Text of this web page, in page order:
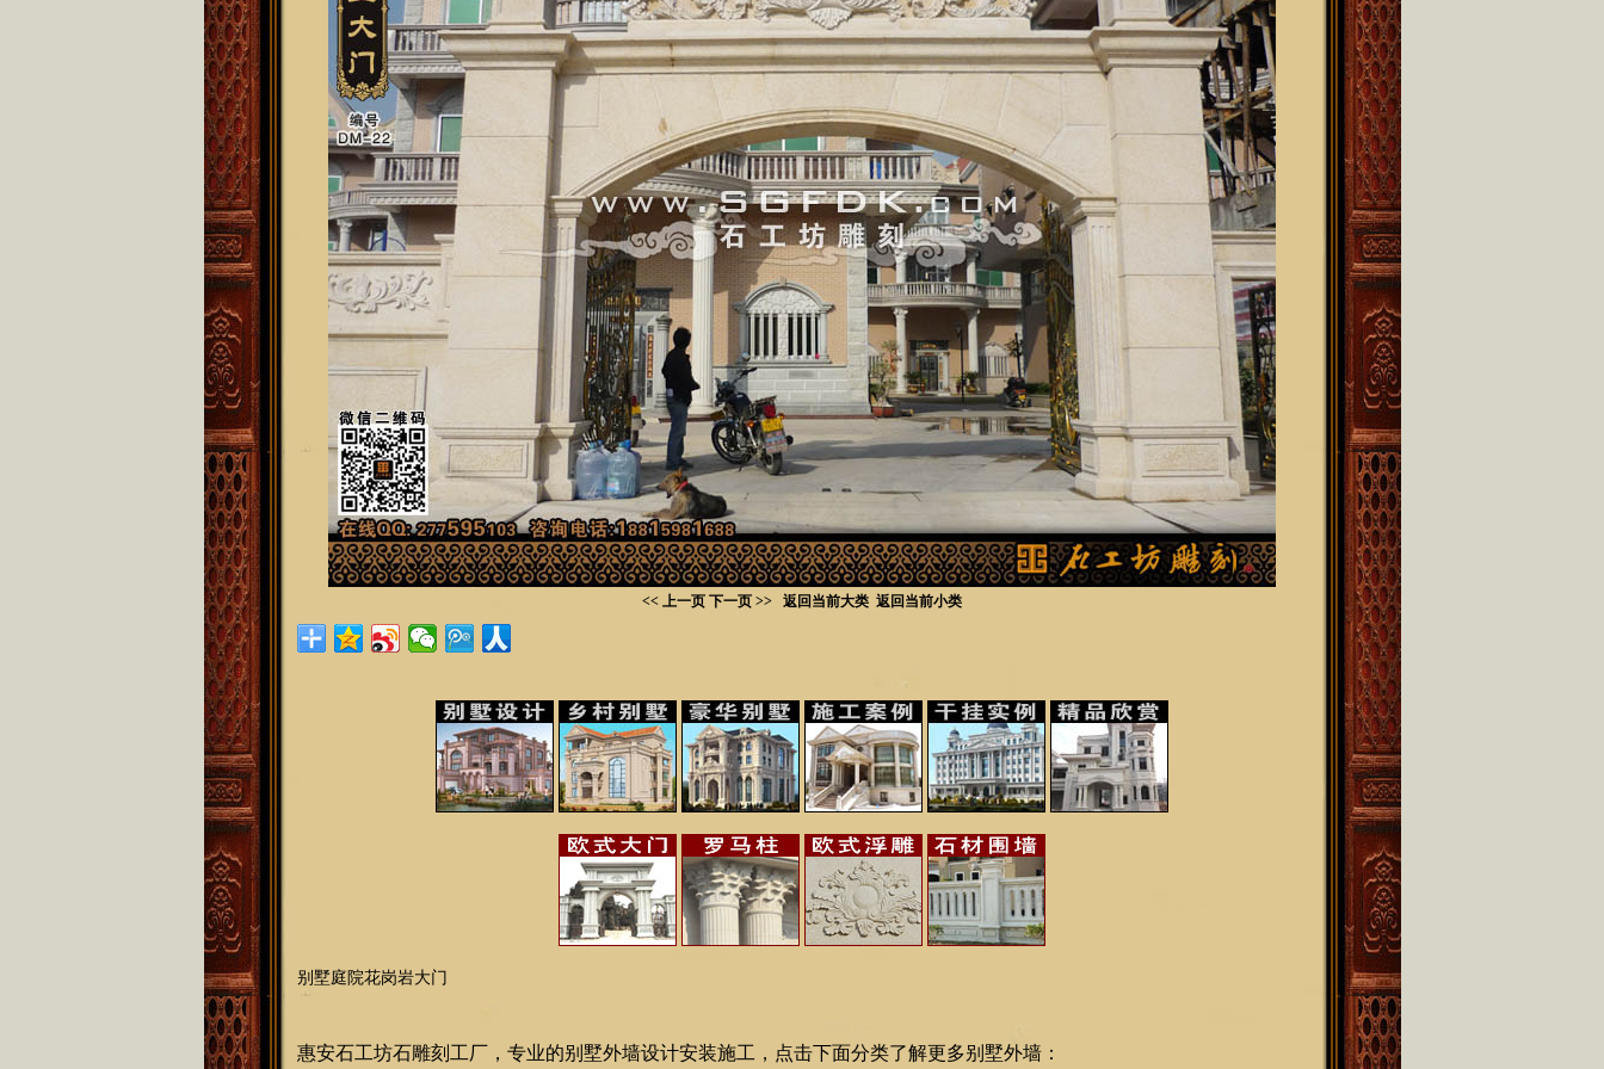
<< 上一页 下一页 >> 返回当前大类 返回当前小类
别墅庭院花岗岩大门
惠安石工坊石雕刻工厂，专业的别墅外墙设计安装施工，点击下面分类了解更多别墅外墙：